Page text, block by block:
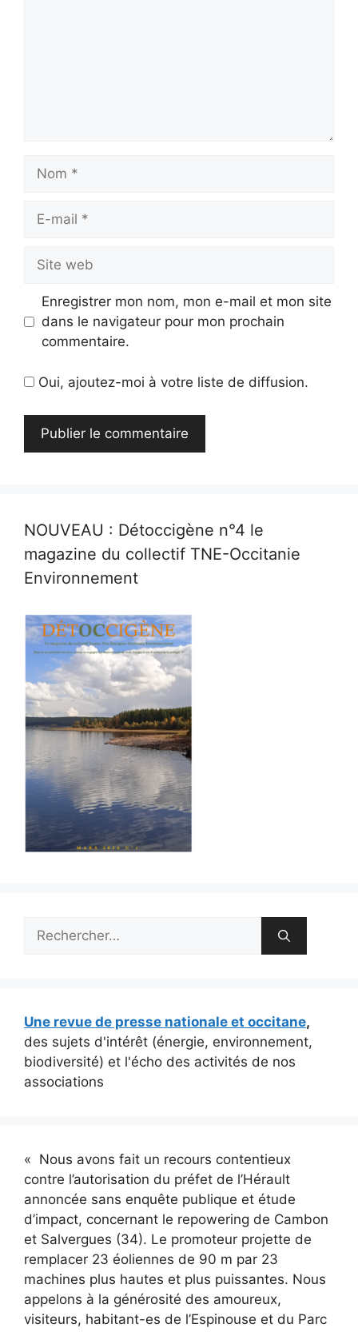
Nom
Site
web
Enregistrer mon nom, mon e-mail et mon site
dans le navigateur pour mon prochain
commentaire.
Oui, ajoutez-moi à votre liste de diffusion.
NOUVEAU : Détoccigène n°4 le
magazine du collectif TNE-Occitanie
Environnement
Rechercher :
Une revue de presse nationale et occitane,
des sujets d'intérêt (énergie, environnement,
biodiversité) et l'écho des activités de nos
associations
« Nous avons fait un recours contentieux
contre l’autorisation du préfet de l’Hérault
annoncée sans enquête publique et étude
d’impact, concernant le repowering de Cambon
et Salvergues (34). Le promoteur projette de
remplacer 23 éoliennes de 90 m par 23
machines plus hautes et plus puissantes. Nous
appelons à la générosité des amoureux,
visiteurs, habitant-es de l’Espinouse et du Parc